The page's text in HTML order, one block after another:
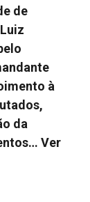
de
à
da
Ver